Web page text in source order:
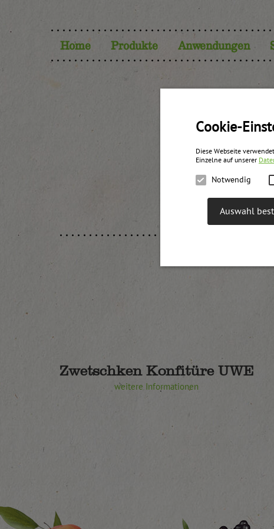
Cookie-
Diese Webseite
Einzelne auf unserer
Notwendig
Auswahl
Home Produkte Anwendungen
Zwetschken Konfitüre UWE
weitere Informationen